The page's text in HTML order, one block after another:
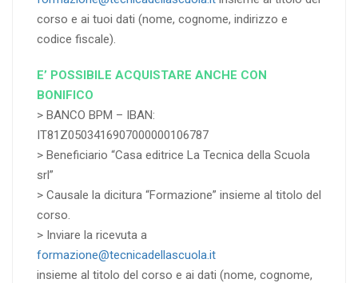
corso e ai tuoi dati (nome, cognome, indirizzo e
codice fiscale).
E’ POSSIBILE ACQUISTARE ANCHE CON
BONIFICO
> BANCO BPM – IBAN:
IT81Z0503416907000000106787
> Beneficiario “Casa editrice La Tecnica della Scuola
srl”
> Causale la dicitura “Formazione” insieme al titolo del
corso.
> Inviare la ricevuta a
formazione@tecnicadellascuola.it
insieme al titolo del corso e ai dati (nome, cognome,